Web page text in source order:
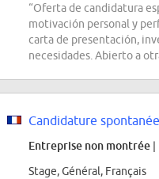
“Oferta de candidatura
motivación personal y
carta de presentación,
necesidades. Abierto a
Candidature spontanée
Entreprise non montrée |
Stage, Général, Français